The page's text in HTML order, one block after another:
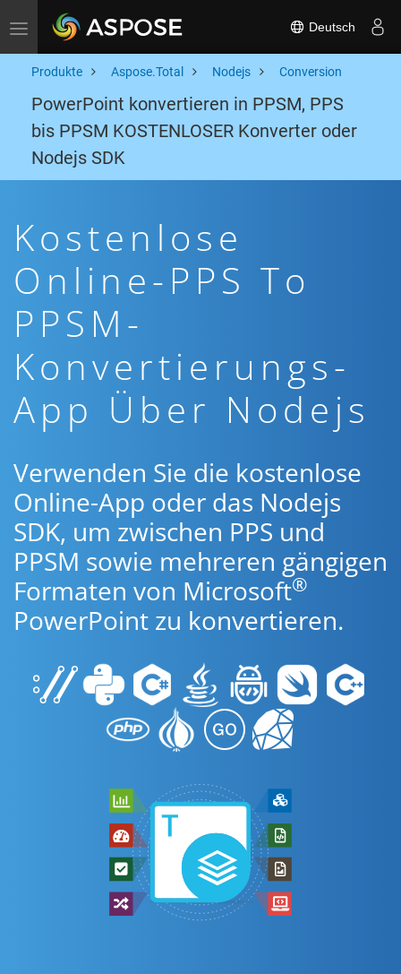
Toggle navigation Deutsch
Produkte Aspose.Total Nodejs Conversion
PowerPoint konvertieren in PPSM, PPS
bis PPSM KOSTENLOSER Konverter oder
Nodejs SDK
Kostenlose
Online-PPS To
PPSM-
Konvertierungs-
App Über Nodejs
Verwenden Sie die kostenlose
Online-App oder das Nodejs
SDK, um zwischen PPS und
PPSM sowie mehreren gängigen
Formaten von Microsoft®
PowerPoint zu konvertieren.